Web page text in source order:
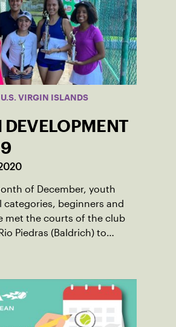
U.S. VIRGIN ISLANDS
DEVELOPMENT
of December, youth
categories, beginners and
met the courts of the club
Piedras (Baldrich) to